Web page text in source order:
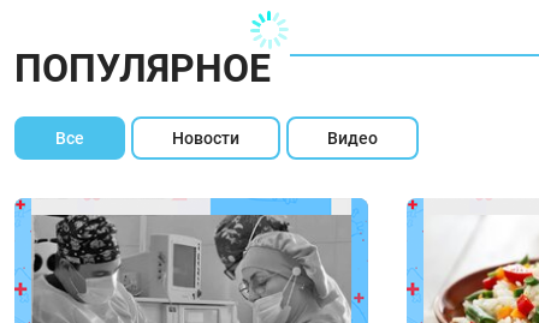
ПОПУЛЯРНОЕ
Все Новости Видео